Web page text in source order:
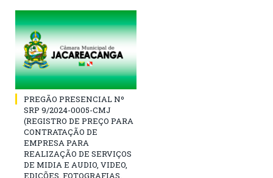
PREGÃO PRESENCIAL Nº
SRP 9/2024-0005-CMJ
(REGISTRO DE PREÇO PARA
CONTRATAÇÃO DE
EMPRESA PARA
REALIZAÇÃO DE SERVIÇOS
DE MIDIA E AUDIO, VIDEO,
EDIÇÕES, FOTOGRAFIAS,